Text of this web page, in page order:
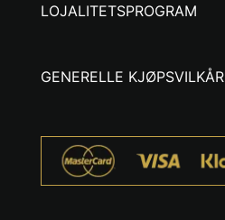
LOJALITETSPROGRAM
GENERELLE KJØPSVILKÅR